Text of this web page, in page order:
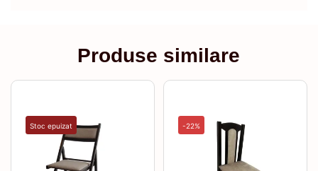
Produse similare
Stoc epuizat -22%
fost:
249,00 lei.
Prețul